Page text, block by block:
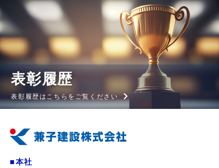
表彰履歴
表彰履歴はこちらをご覧ください
■本社